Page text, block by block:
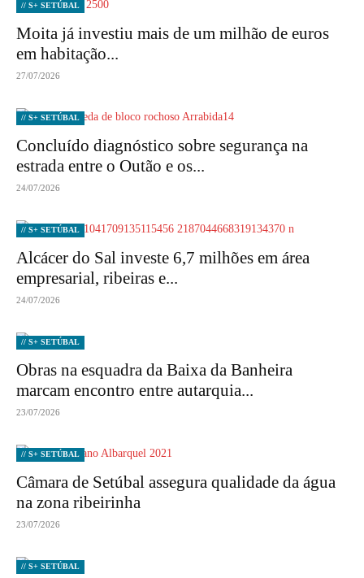
// S+ SETÚBAL
Moita já investiu mais de um milhão de euros
em habitação...
27/07/2026
// S+ SETÚBAL
Concluído diagnóstico sobre segurança na
estrada entre o Outão e os...
24/07/2026
// S+ SETÚBAL
Alcácer do Sal investe 6,7 milhões em área
empresarial, ribeiras e...
24/07/2026
// S+ SETÚBAL
Obras na esquadra da Baixa da Banheira
marcam encontro entre autarquia...
23/07/2026
// S+ SETÚBAL
Câmara de Setúbal assegura qualidade da água
na zona ribeirinha
23/07/2026
// S+ SETÚBAL